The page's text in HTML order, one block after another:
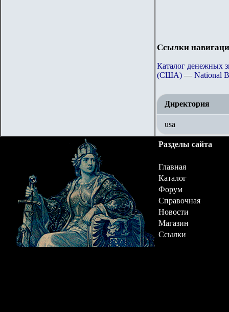
Ссылки
Каталог денежных
(США) — National
Директория
usa
Разделы сайта
Главная
Каталог
Форум
Справочная
Новости
Магазин
Ссылки